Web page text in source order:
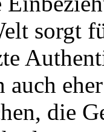
sorgt
die